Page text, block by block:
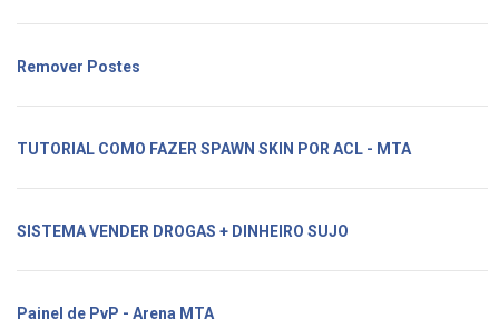
Remover Postes
TUTORIAL COMO FAZER SPAWN SKIN POR ACL - MTA
SISTEMA VENDER DROGAS + DINHEIRO SUJO
Painel de PvP - Arena MTA